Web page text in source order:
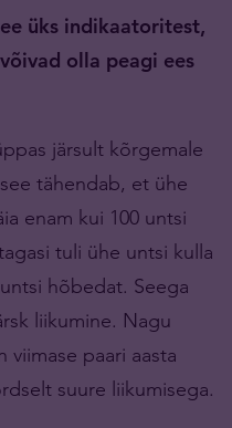
üks indikaatoritest,
olla peagi ees
järsult kõrgemale
tähendab, et ühe
enam kui 100 untsi
tuli ühe untsi kulla
hõbedat. Seega
liikumine. Nagu
viimase paari aasta
suure liikumisega.